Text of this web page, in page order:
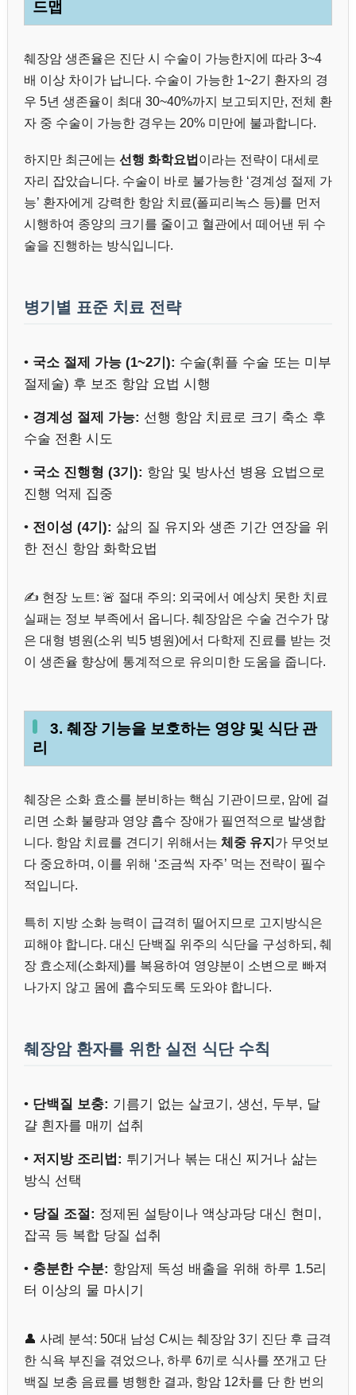
드맵
췌장암 생존율은 진단 시 수술이 가능한지에 따라 3~4
배 이상 차이가 납니다. 수술이 가능한 1~2기 환자의 경
우 5년 생존율이 최대 30~40%까지 보고되지만, 전체 환
자 중 수술이 가능한 경우는 20% 미만에 불과합니다.
하지만 최근에는 선행 화학요법 이라는 전략이 대세로
자리 잡았습니다. 수술이 바로 불가능한 ‘경계성 절제 가
능’ 환자에게 강력한 항암 치료(폴피리녹스 등)를 먼저
시행하여 종양의 크기를 줄이고 혈관에서 떼어낸 뒤 수
술을 진행하는 방식입니다.
병기별 표준 치료 전략
• 국소 절제 가능 (1~2기): 수술(휘플 수술 또는 미부
절제술) 후 보조 항암 요법 시행
• 경계성 절제 가능: 선행 항암 치료로 크기 축소 후
수술 전환 시도
• 국소 진행형 (3기): 항암 및 방사선 병용 요법으로
진행 억제 집중
• 전이성 (4기): 삶의 질 유지와 생존 기간 연장을 위
한 전신 항암 화학요법
✍️ 현장 노트: 🚨 절대 주의: 외국에서 예상치 못한 치료
실패는 정보 부족에서 옵니다. 췌장암은 수술 건수가 많
은 대형 병원(소위 빅5 병원)에서 다학제 진료를 받는 것
이 생존율 향상에 통계적으로 유의미한 도움을 줍니다.
3. 췌장 기능을 보호하는 영양 및 식단 관
리
췌장은 소화 효소를 분비하는 핵심 기관이므로, 암에 걸
리면 소화 불량과 영양 흡수 장애가 필연적으로 발생합
니다. 항암 치료를 견디기 위해서는 체중 유지 가 무엇보
다 중요하며, 이를 위해 ‘조금씩 자주’ 먹는 전략이 필수
적입니다.
특히 지방 소화 능력이 급격히 떨어지므로 고지방식은
피해야 합니다. 대신 단백질 위주의 식단을 구성하되, 췌
장 효소제(소화제)를 복용하여 영양분이 소변으로 빠져
나가지 않고 몸에 흡수되도록 도와야 합니다.
췌장암 환자를 위한 실전 식단 수칙
• 단백질 보충: 기름기 없는 살코기, 생선, 두부, 달
걀 흰자를 매끼 섭취
• 저지방 조리법: 튀기거나 볶는 대신 찌거나 삶는
방식 선택
• 당질 조절: 정제된 설탕이나 액상과당 대신 현미,
잡곡 등 복합 당질 섭취
• 충분한 수분: 항암제 독성 배출을 위해 하루 1.5리
터 이상의 물 마시기
👤 사례 분석: 50대 남성 C씨는 췌장암 3기 진단 후 급격
한 식욕 부진을 겪었으나, 하루 6끼로 식사를 쪼개고 단
백질 보충 음료를 병행한 결과, 항암 12차를 단 한 번의